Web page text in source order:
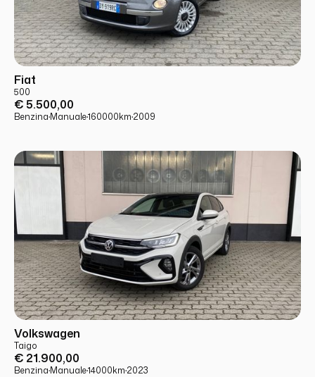
USATO
Fiat
500
€ 5.500,00
Benzina·Manuale·160000km·2009
USATO
Volkswagen
Taigo
€ 21.900,00
Benzina·Manuale·14000km·2023